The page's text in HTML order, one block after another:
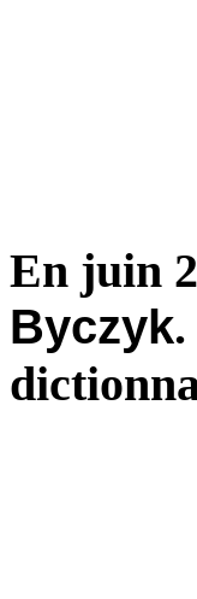
En juin
Byczyk